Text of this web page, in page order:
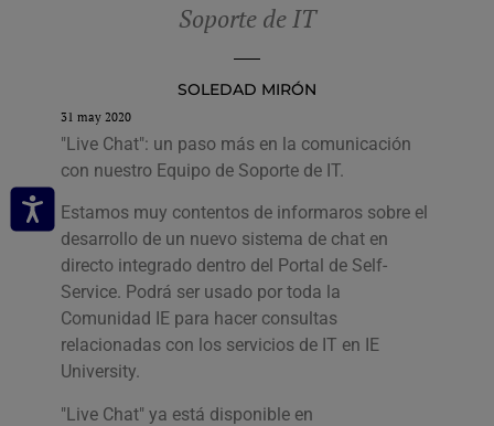
Soporte de IT
SOLEDAD MIRÓN
31 may 2020
"Live Chat": un paso más en la comunicación
con nuestro Equipo de Soporte de IT.
Estamos muy contentos de informaros sobre el
desarrollo de un nuevo sistema de chat en
directo integrado dentro del Portal de Self-
Service. Podrá ser usado por toda la
Comunidad IE para hacer consultas
relacionadas con los servicios de IT en IE
University.
"Live Chat" ya está disponible en